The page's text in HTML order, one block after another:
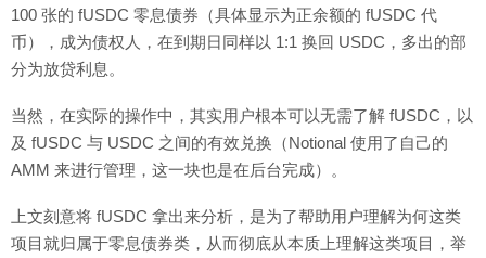
100 张的 fUSDC 零息债券（具体显示为正余额的 fUSDC 代
币），成为债权人，在到期日同样以 1:1 换回 USDC，多出的部
分为放贷利息。
当然，在实际的操作中，其实用户根本可以无需了解 fUSDC，以
及 fUSDC 与 USDC 之间的有效兑换（Notional 使用了自己的
AMM 来进行管理，这一块也是在后台完成）。
上文刻意将 fUSDC 拿出来分析，是为了帮助用户理解为何这类
项目就归属于零息债券类，从而彻底从本质上理解这类项目，举